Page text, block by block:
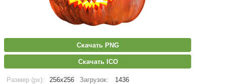
Скачать PNG
Скачать ICO
Размер (px): 256x256 Загрузок: 1436